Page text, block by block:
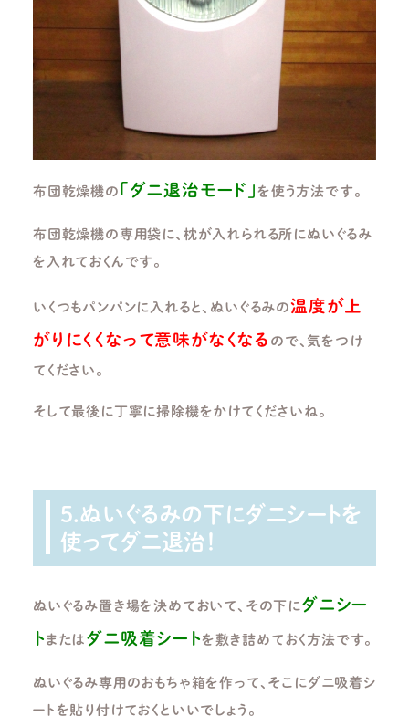
布団乾燥機の 「ダニ退治モード」を使う方法です。
布団乾燥機の専用袋に、枕が入れられる所にぬいぐるみ
を入れておくんです。
いくつもパンパンに入れると、ぬいぐるみの温度が上
がりにくくなって意味がなくなる ので、気をつけ
てください。
そして最後に丁寧に掃除機をかけてくださいね。
5.ぬいぐるみの下にダニシートを
使ってダニ退治！
ぬいぐるみ置き場を決めておいて、その下にダニシー
トまたはダニ吸着シートを敷き詰めておく方法です。
ぬいぐるみ専用のおもちゃ箱を作って、そこにダニ吸着シ
ートを貼り付けておくといいでしょう。